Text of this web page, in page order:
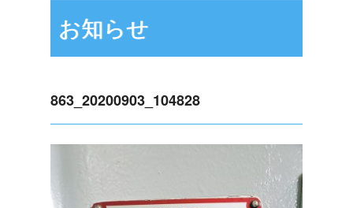
お知らせ
863_20200903_104828